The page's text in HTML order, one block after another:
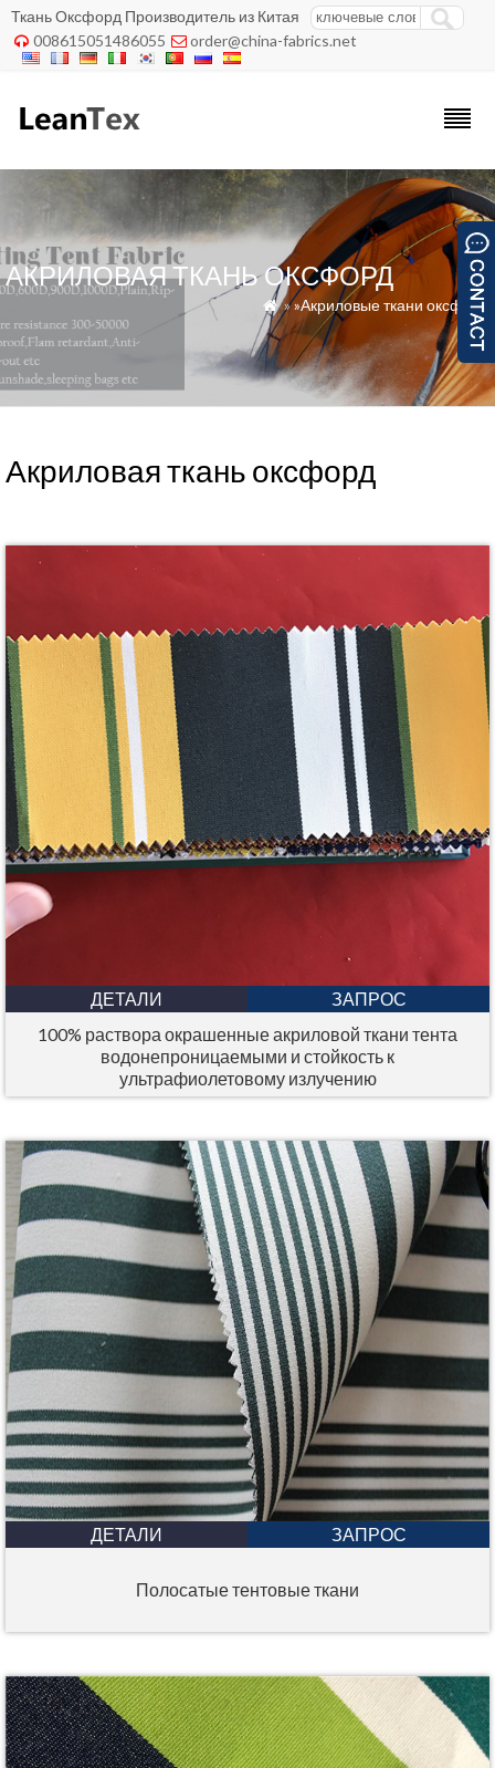
Ткань Оксфорд Производитель из Китая
 008615051486055  order@china-fabrics.net
АКРИЛОВАЯ ТКАНЬ ОКСФОРД
 »»Акриловые ткани оксфорд
Акриловая ткань оксфорд
ДЕТАЛИ
ЗАПРОС
100% раствора окрашенные акриловой ткани тента
водонепроницаемыми и стойкость к
ультрафиолетовому излучению
ДЕТАЛИ ЗАПРОС
Полосатые тентовые ткани